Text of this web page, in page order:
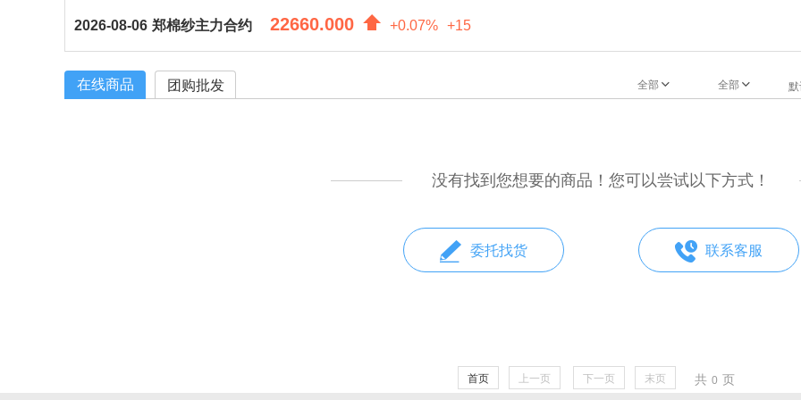
2026-08-06 郑棉纱主力合约 22660.000 +0.07% +15
在线商品 团购批发 全部 全部
没有找到您想要的商品！您可以尝试以下方式！
委托找货 联系客服
首页 上一页 下一页 末页 共 0 页